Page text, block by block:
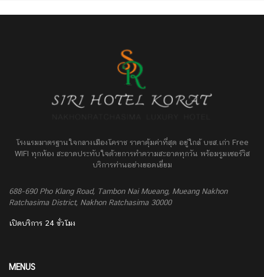
โรงแรมมาตรฐานใจกลางเมืองโคราช ราคาคุ้มค่าที่สุด อยู่ใกล้ บขส.เก่า Free
WIFI ทุกห้อง สะอาดประทับใจด้วยการทำความสะอาดทุกวัน พร้อมรูมเซอร์วิส
บริการท่านอย่างยอดเยี่ยม
688-690 Pho Klang Road, Tambon Nai Mueang, Mueang Nakhon
Ratchasima District, Nakhon Ratchasima 30000
เปิดบริการ 24 ชั่วโมง
MENUS